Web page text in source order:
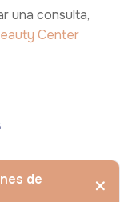
una consulta,
Center
de